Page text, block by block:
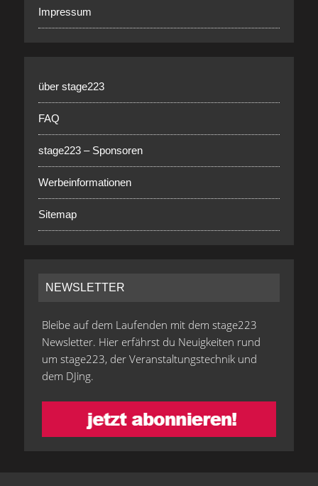
Impressum
über stage223
FAQ
stage223 – Sponsoren
Werbeinformationen
Sitemap
NEWSLETTER
Bleibe auf dem Laufenden mit dem stage223
Newsletter. Hier erfährst du Neuigkeiten rund
um stage223, der Veranstaltungstechnik und
dem DJing.